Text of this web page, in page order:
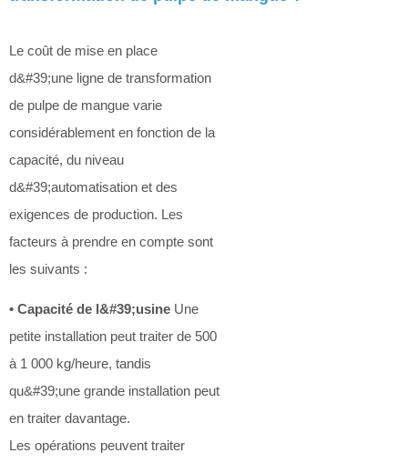
Le coût de mise en place
d&#39;une ligne de transformation
de pulpe de mangue varie
considérablement en fonction de la
capacité, du niveau
d&#39;automatisation et des
exigences de production. Les
facteurs à prendre en compte sont
les suivants :
• Capacité de l&#39;usine Une
petite installation peut traiter de 500
à 1 000 kg/heure, tandis
qu&#39;une grande installation peut
en traiter davantage.
Les opérations peuvent traiter